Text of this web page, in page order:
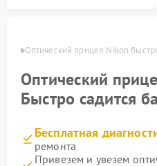
Оптический прицел Nikon
Оптический
Быстро садится
Бесплатная
ремонта
Привезем и увезем